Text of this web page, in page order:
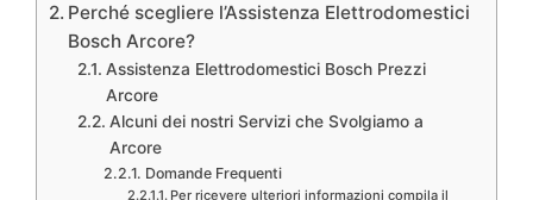
Perché scegliere l’Assistenza Elettrodomestici
Bosch Arcore?
Assistenza Elettrodomestici Bosch Prezzi
Arcore
Alcuni dei nostri Servizi che Svolgiamo a
Arcore
Domande Frequenti
Per ricevere ulteriori informazioni compila il